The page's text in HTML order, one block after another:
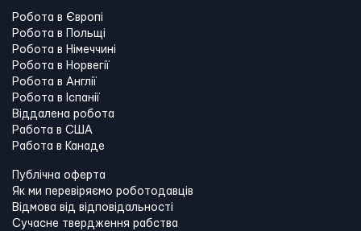
Робота в Європі
Робота в Польщі
Робота в Німеччині
Робота в Норвегії
Робота в Англії
Робота в Іспанії
Віддалена робота
Работа в США
Работа в Канадe
Публічна оферта
Як ми перевіряємо роботодавців
Відмова від відповідальності
Сучасне твердження рабства